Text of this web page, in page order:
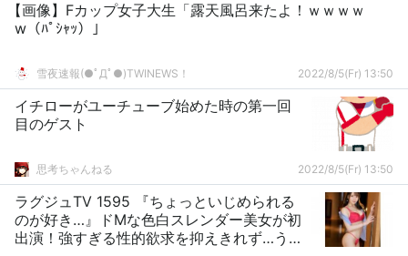
【画像】Fカップ女子大生「露天風呂来たよ！ｗｗｗｗ
w（ﾊﾟｼｬｯ）」
雪夜速報(●ﾟДﾟ●)TWINEWS！ 2022/8/5(Fr) 13:50
イチローがユーチューブ始めた時の第一回
目のゲスト
思考ちゃんねる 2022/8/5(Fr) 13:50
ラグジュTV 1595 『ちょっといじめられる
のが好き…』ドMな色白スレンダー美女が初
出演！強すぎる性的欲求を抑えきれず…うっ